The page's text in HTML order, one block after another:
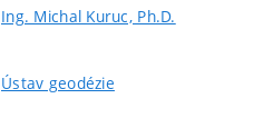
Ing. Michal Kuruc, Ph.D.
Ústav geodézie